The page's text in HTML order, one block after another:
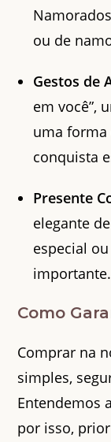
ou de
Gestos de
em você”,
uma forma
conquista
Presente
elegante
especial
importante.
Como
Comprar na
simples,
Entendemos
por isso,